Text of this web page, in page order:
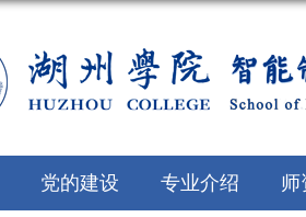
党的建设 专业介绍 师